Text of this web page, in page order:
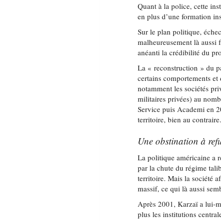
Quant à la police, cette
en plus d’une formation
Sur le plan politique,
malheureusement là aussi
anéanti la crédibilité du
La « reconstruction » du
certains comportements
notamment les sociétés
militaires privées) au
Service puis Academi en
territoire, bien au
Une obstination à
La politique américaine a
par la chute du régime
territoire. Mais la société
massif, ce qui là aussi
Après 2001, Karzaï a lui-
plus les institutions